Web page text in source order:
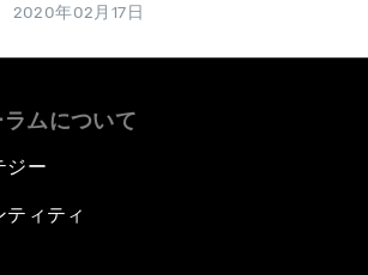
2020年02月17日
ムについて
ジー
ィティ